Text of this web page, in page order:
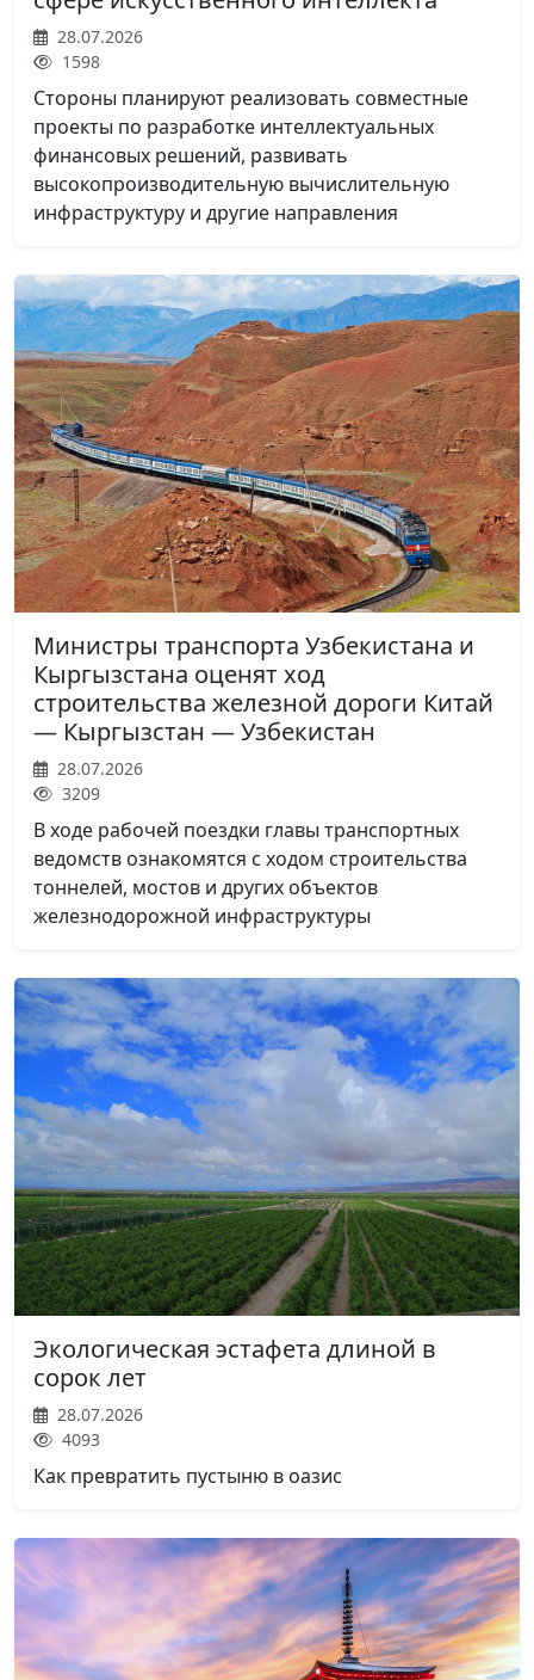
28.07.2026
1598
Стороны планируют реализовать совместные
проекты по разработке интеллектуальных
финансовых решений, развивать
высокопроизводительную вычислительную
инфраструктуру и другие направления
Министры транспорта Узбекистана и
Кыргызстана оценят ход
строительства железной дороги Китай
— Кыргызстан — Узбекистан
28.07.2026
3209
В ходе рабочей поездки главы транспортных
ведомств ознакомятся с ходом строительства
тоннелей, мостов и других объектов
железнодорожной инфраструктуры
Экологическая эстафета длиной в
сорок лет
28.07.2026
4093
Как превратить пустыню в оазис